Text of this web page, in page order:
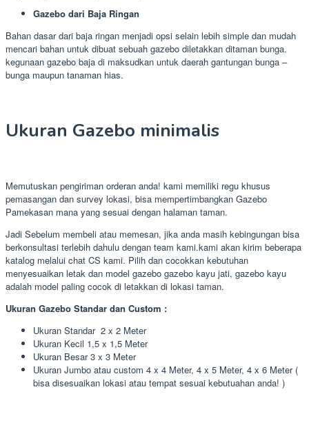
Gazebo dari Baja Ringan
Bahan dasar dari baja ringan menjadi opsi selain lebih simple dan mudah
mencari bahan untuk dibuat sebuah gazebo diletakkan ditaman bunga.
kegunaan gazebo baja di maksudkan untuk daerah gantungan bunga –
bunga maupun tanaman hias.
Ukuran Gazebo minimalis
Memutuskan pengiriman orderan anda! kami memiliki regu khusus
pemasangan dan survey lokasi, bisa mempertimbangkan Gazebo
Pamekasan mana yang sesuai dengan halaman taman.
Jadi Sebelum membeli atau memesan, jika anda masih kebingungan bisa
berkonsultasi terlebih dahulu dengan team kami.kami akan kirim beberapa
katalog melalui chat CS kami. Pilih dan cocokkan kebutuhan
menyesuaikan letak dan model gazebo gazebo kayu jati, gazebo kayu
adalah model paling cocok di letakkan di lokasi taman.
Ukuran Gazebo Standar dan Custom :
Ukuran Standar 2 x 2 Meter
Ukuran Kecil 1,5 x 1,5 Meter
Ukuran Besar 3 x 3 Meter
Ukuran Jumbo atau custom 4 x 4 Meter, 4 x 5 Meter, 4 x 6 Meter (
bisa disesuaikan lokasi atau tempat sesuai kebutuahan anda! )